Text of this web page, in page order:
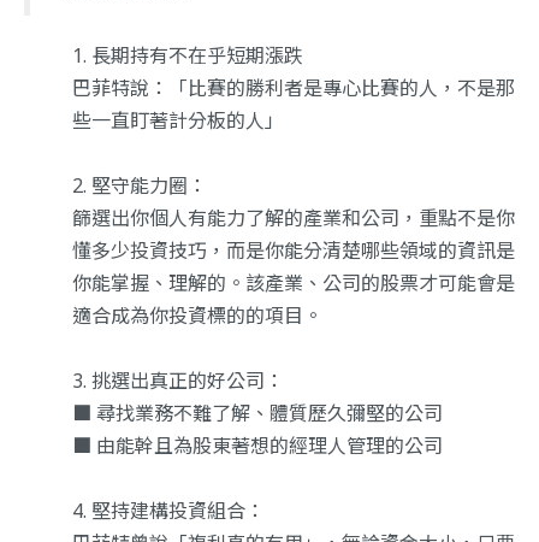
長期持有不在乎短期漲跌
巴菲特說：「比賽的勝利者是專心比賽的人，不是那
些一直盯著計分板的人」
堅守能力圈：
篩選出你個人有能力了解的產業和公司，重點不是你
懂多少投資技巧，而是你能分清楚哪些領域的資訊是
你能掌握、理解的。該產業、公司的股票才可能會是
適合成為你投資標的的項目。
挑選出真正的好公司：
■ 尋找業務不難了解、體質歷久彌堅的公司
■ 由能幹且為股東著想的經理人管理的公司
堅持建構投資組合：